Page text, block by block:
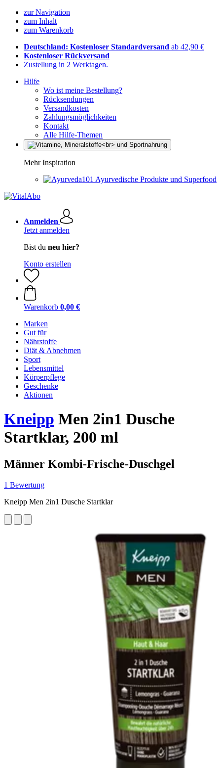
zur Navigation
zum Inhalt
zum Warenkorb
Deutschland: Kostenloser Standardversand ab 42,90 €
Kostenloser Rückversand
Zustellung in 2 Werktagen.
Hilfe
Wo ist meine Bestellung?
Rücksendungen
Versandkosten
Zahlungsmöglichkeiten
Kontakt
Alle Hilfe-Themen
Mehr Inspiration
Ayurvedische Produkte und Superfood
Anmelden
Jetzt anmelden
Bist du neu hier?
Konto erstellen
Warenkorb 0,00 €
Marken
Gut für
Nährstoffe
Diät & Abnehmen
Sport
Lebensmittel
Körperpflege
Geschenke
Aktionen
Kneipp Men 2in1 Dusche
Startklar, 200 ml
Männer Kombi-Frische-Duschgel
1 Bewertung
Kneipp Men 2in1 Dusche Startklar